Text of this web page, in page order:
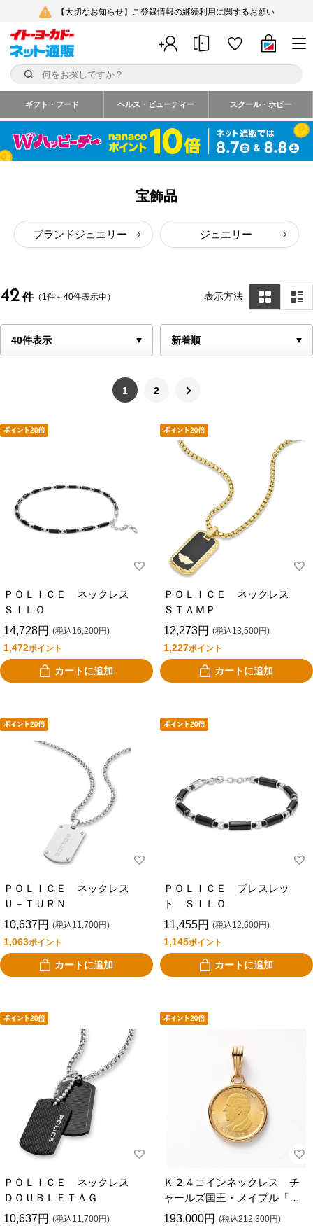
【大切なお知らせ】ご登録情報の継続利用に関するお願い
ギフト・フード ヘルス・ビューティー スクール・ホビー
宝飾品
ブランドジュエリー ジュエリー
42 件（1件～40件表示中） 表示方法
1 2
ＰＯＬＩＣＥ ネックレス
ＳＩＬＯ
14,728円 (税込16,200円)
1,472ポイント
カートに追加
ＰＯＬＩＣＥ ネックレス
ＳＴＡＭＰ
12,273円 (税込13,500円)
1,227ポイント
カートに追加
ＰＯＬＩＣＥ ネックレス
Ｕ－ＴＵＲＮ
10,637円 (税込11,700円)
1,063ポイント
カートに追加
ＰＯＬＩＣＥ ブレスレッ
ト ＳＩＬＯ
11,455円 (税込12,600円)
1,145ポイント
カートに追加
ＰＯＬＩＣＥ ネックレス
ＤＯＵＢＬＥＴＡＧ
10,637円 (税込11,700円)
Ｋ２４コインネックレス チ
ャールズ国王・メイプル「２
０２６年」 １／１０オンス
193,000円 (税込212,300円)